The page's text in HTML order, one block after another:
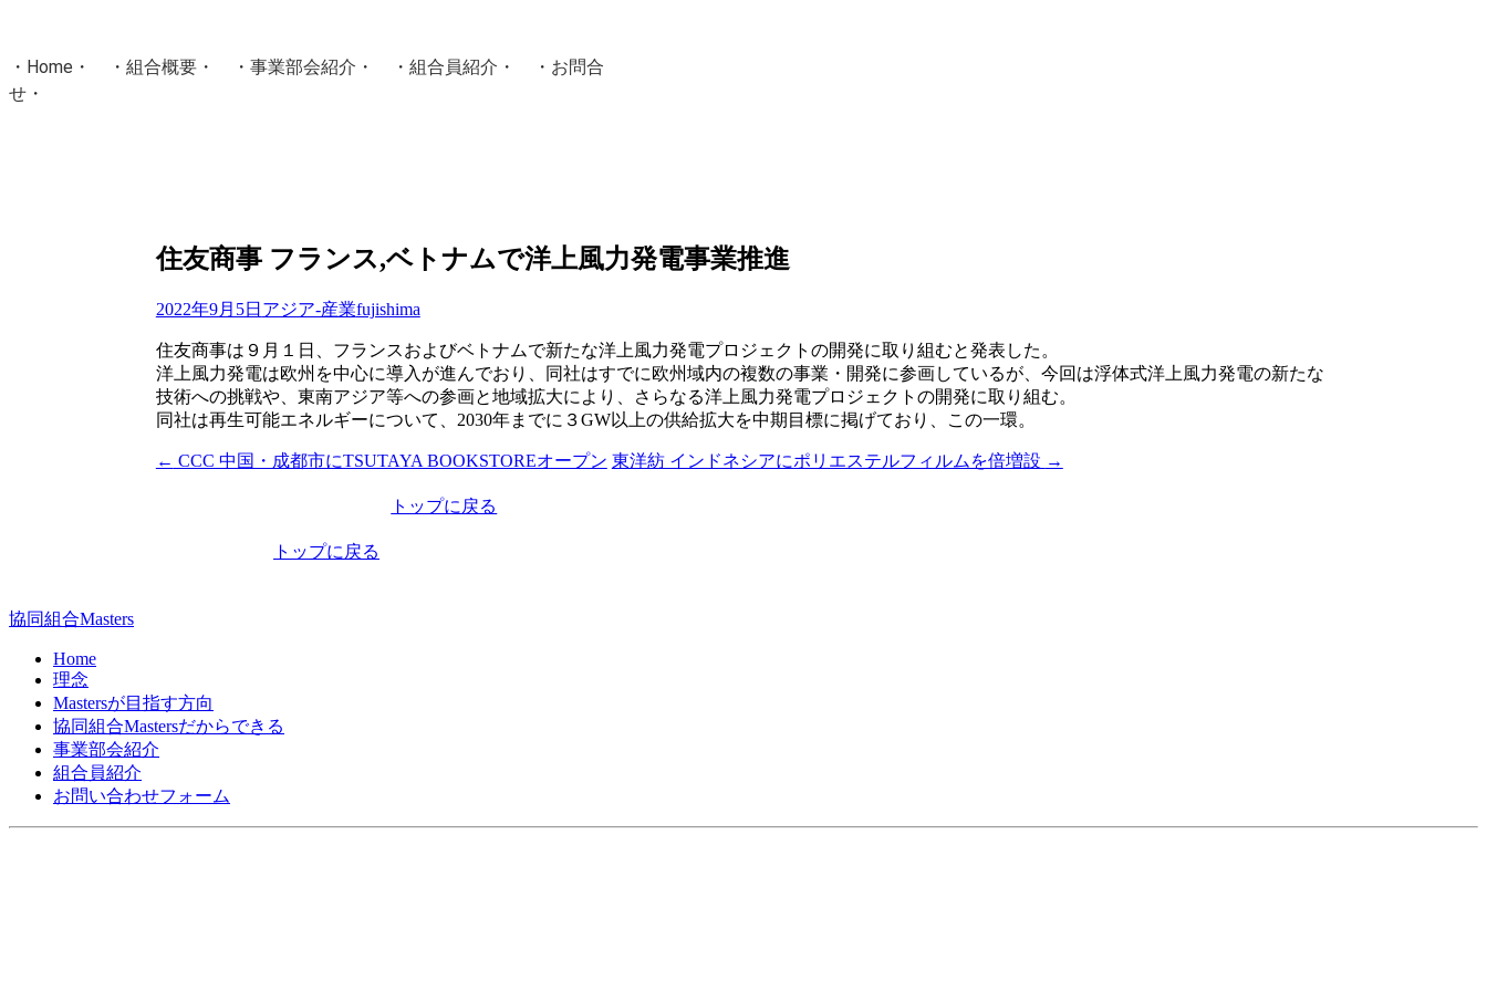
・ Home ・ ・ 組合概要 ・ ・ 事業部会紹介 ・ ・ 組合員紹介 ・ ・ お問合
せ ・
Masters組合員ログイン住友商事 フランス,ベトナムで洋上風力発電事業推進
2022年9月5日 アジア-産業fujishima
住友商事は９月１日、フランスおよびベトナムで新たな洋上風力発電プロジェクトの開発に取り組むと発表した。
洋上風力発電は欧州を中心に導入が進んでおり、同社はすでに欧州域内の複数の事業・開発に参画しているが、今回は浮体式洋上風力発電の新たな
技術への挑戦や、東南アジア等への参画と地域拡大により、さらなる洋上風力発電プロジェクトの開発に取り組む。
同社は再生可能エネルギーについて、2030年までに３GW以上の供給拡大を中期目標に掲げており、この一環。
投
ョ
ン
← CCC 中国・成都市にTSUTAYA BOOKSTOREオープン 東洋紡 インドネシアにポリエステルフィルムを倍増設 →
トップに戻る
トップに戻る
協同組合Masters
Home
理念
Mastersが目指す方向
協同組合Mastersだからできる
事業部会紹介
組合員紹介
お問い合わせフォーム